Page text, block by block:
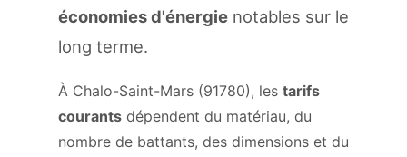
économies d'énergie notables sur le
long terme.
À Chalo-Saint-Mars (91780), les tarifs
courants dépendent du matériau, du
nombre de battants, des dimensions et du